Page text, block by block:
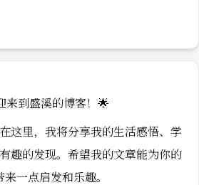
来到盛溪的博客！🌟
这里，我将分享我的生活感悟、学
趣的发现。希望我的文章能为你的
来一点启发和乐趣。